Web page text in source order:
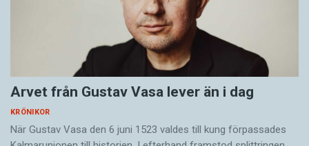
Arvet från Gustav Vasa lever än i dag
KRÖNIKOR
När Gustav Vasa den 6 juni 1523 ­valdes till kung förpassades